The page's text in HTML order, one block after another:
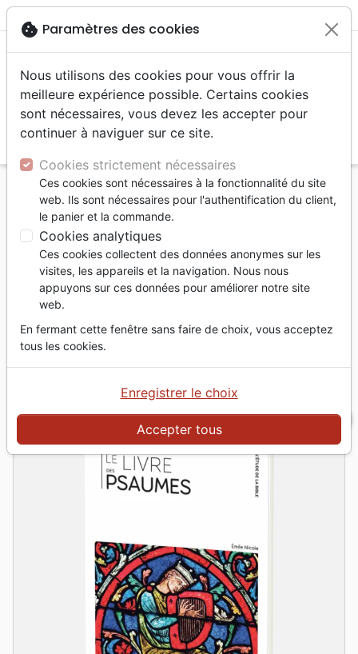
menu
Accueil Livres Commentaires Psaumes
Psaumes
Filtrer tune
Vue :grid_view table_rows
favorite_border
cookie Paramètres des cookies
Nous utilisons des cookies pour vous offrir la
meilleure expérience possible. Certains cookies
sont nécessaires, vous devez les accepter pour
continuer à naviguer sur ce site.
Cookies strictement nécessaires
Ces cookies sont nécessaires à la fonctionnalité du site
web. Ils sont nécessaires pour l'authentification du client,
le panier et la commande.
Cookies analytiques
Ces cookies collectent des données anonymes sur les
visites, les appareils et la navigation. Nous nous
appuyons sur ces données pour améliorer notre site
web.
En fermant cette fenêtre sans faire de choix, vous acceptez
tous les cookies.
Accepter tous
Enregistrer le choix